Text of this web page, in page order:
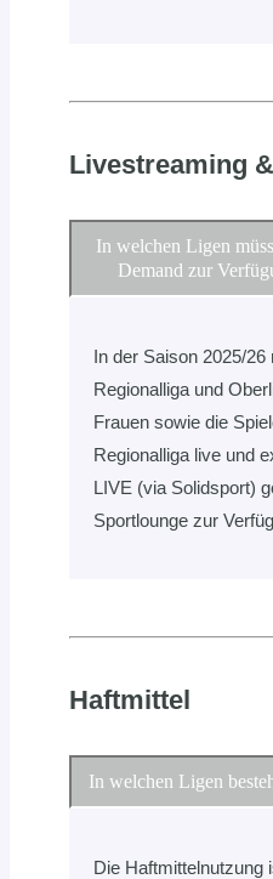
Livestreaming
In welchen Ligen
Demand zur
In der Saison 2025/
Regionalliga und
Frauen sowie die
Regionalliga live und
LIVE (via Solidsport)
Sportlounge zur
Haftmittel
In welchen Ligen
Die Haftmittelnutzung